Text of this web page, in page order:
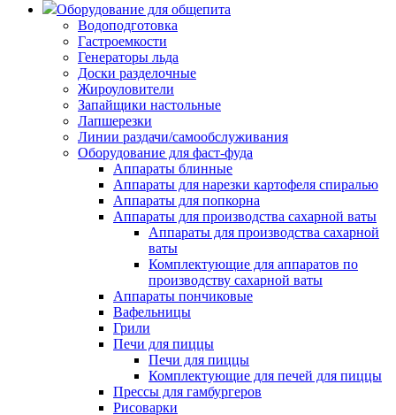
Оборудование для общепита
Водоподготовка
Гастроемкости
Генераторы льда
Доски разделочные
Жироуловители
Запайщики настольные
Лапшерезки
Линии раздачи/самообслуживания
Оборудование для фаст-фуда
Аппараты блинные
Аппараты для нарезки картофеля спиралью
Аппараты для попкорна
Аппараты для производства сахарной ваты
Аппараты для производства сахарной
ваты
Комплектующие для аппаратов по
производству сахарной ваты
Аппараты пончиковые
Вафельницы
Грили
Печи для пиццы
Печи для пиццы
Комплектующие для печей для пиццы
Прессы для гамбургеров
Рисоварки